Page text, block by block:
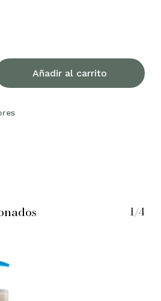
Añadir al carrito
1/4